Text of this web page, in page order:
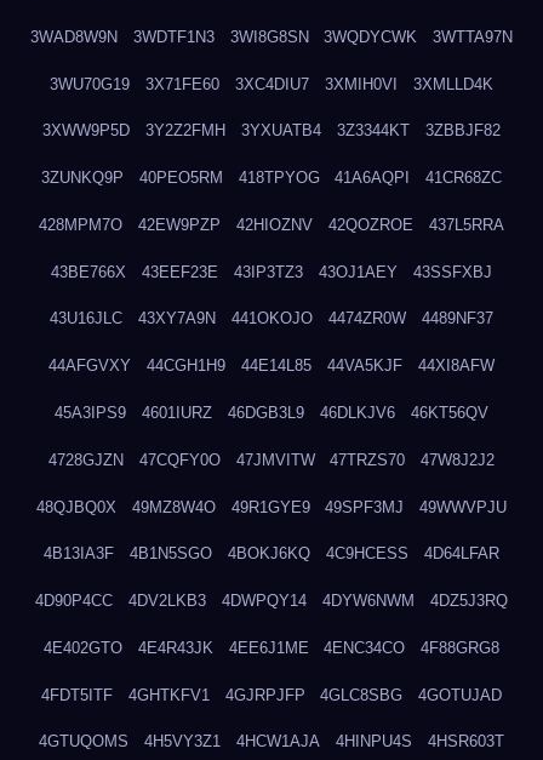
3WAD8W9N 3WDTF1N3 3WI8G8SN 3WQDYCWK 3WTTA97N
3WU70G19 3X71FE60 3XC4DIU7 3XMIH0VI 3XMLLD4K
3XWW9P5D 3Y2Z2FMH 3YXUATB4 3Z3344KT 3ZBBJF82
3ZUNKQ9P 40PEO5RM 418TPYOG 41A6AQPI 41CR68ZC
428MPM7O 42EW9PZP 42HIOZNV 42QOZROE 437L5RRA
43BE766X 43EEF23E 43IP3TZ3 43OJ1AEY 43SSFXBJ
43U16JLC 43XY7A9N 441OKOJO 4474ZR0W 4489NF37
44AFGVXY 44CGH1H9 44E14L85 44VA5KJF 44XI8AFW
45A3IPS9 4601IURZ 46DGB3L9 46DLKJV6 46KT56QV
4728GJZN 47CQFY0O 47JMVITW 47TRZS70 47W8J2J2
48QJBQ0X 49MZ8W4O 49R1GYE9 49SPF3MJ 49WWVPJU
4B13IA3F 4B1N5SGO 4BOKJ6KQ 4C9HCESS 4D64LFAR
4D90P4CC 4DV2LKB3 4DWPQY14 4DYW6NWM 4DZ5J3RQ
4E402GTO 4E4R43JK 4EE6J1ME 4ENC34CO 4F88GRG8
4FDT5ITF 4GHTKFV1 4GJRPJFP 4GLC8SBG 4GOTUJAD
4GTUQOMS 4H5VY3Z1 4HCW1AJA 4HINPU4S 4HSR603T